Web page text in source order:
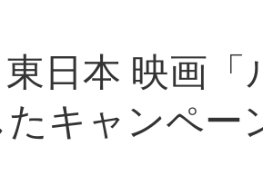
日本 映画
たキャンペー